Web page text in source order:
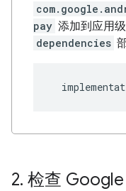
pay 添加到应用级
dependencies
2. 检查